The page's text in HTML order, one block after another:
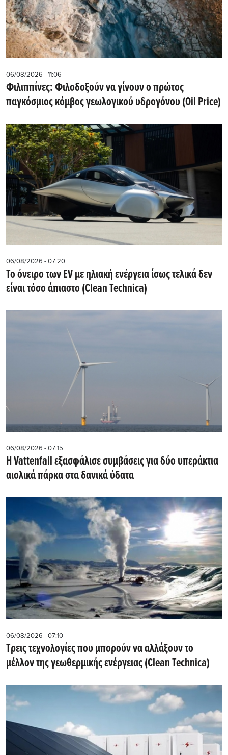
06/08/2026 - 11:06
Φιλιππίνες: Φιλοδοξούν να γίνουν ο πρώτος
παγκόσμιος κόμβος γεωλογικού υδρογόνου (Oil Price)
06/08/2026 - 07:20
Το όνειρο των EV με ηλιακή ενέργεια ίσως τελικά δεν
είναι τόσο άπιαστο (Clean Technica)
06/08/2026 - 07:15
Η Vattenfall εξασφάλισε συμβάσεις για δύο υπεράκτια
αιολικά πάρκα στα δανικά ύδατα
06/08/2026 - 07:10
Τρεις τεχνολογίες που μπορούν να αλλάξουν το
μέλλον της γεωθερμικής ενέργειας (Clean Technica)